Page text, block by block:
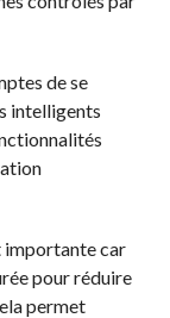
de se
intelligents
car
pour réduire
permet